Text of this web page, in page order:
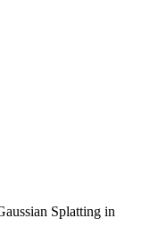
Splatting in